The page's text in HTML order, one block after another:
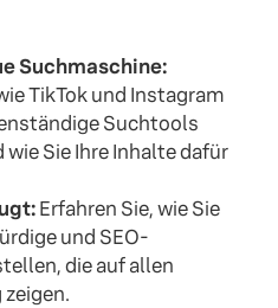
Suchmaschine:
TikTok und Instagram
Suchtools
Sie Ihre Inhalte dafür
Erfahren Sie, wie Sie
und SEO-
die auf allen